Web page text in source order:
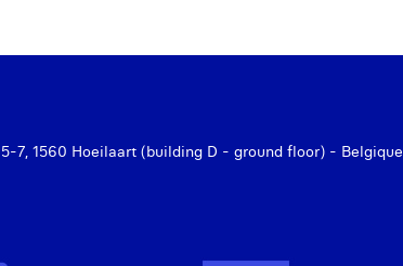
7, 1560 Hoeilaart (building D - ground floor) - Belgique